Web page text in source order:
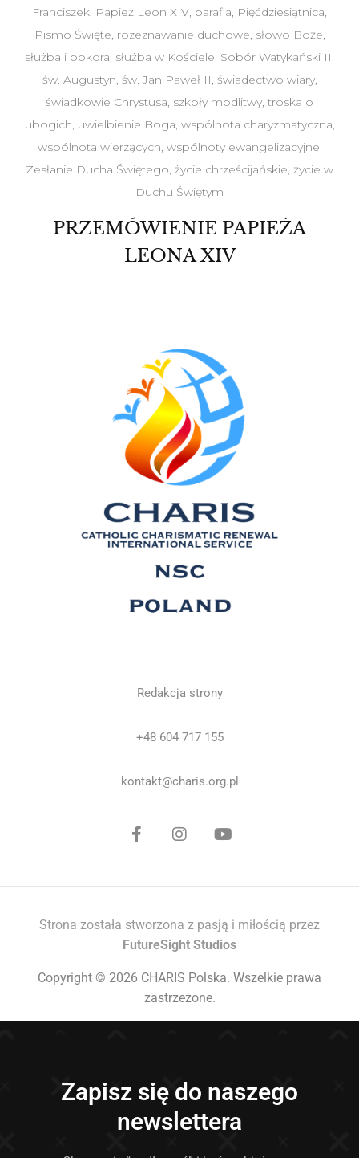
Franciszek, Papież Leon XIV, parafia, Pięćdziesiątnica,
Pismo Święte, rozeznawanie duchowe, słowo Boże,
służba i pokora, służba w Kościele, Sobór Watykański II,
św. Augustyn, św. Jan Paweł II, świadectwo wiary,
świadkowie Chrystusa, szkoły modlitwy, troska o
ubogich, uwielbienie Boga, wspólnota charyzmatyczna,
wspólnota wierzących, wspólnoty ewangelizacyjne,
Zesłanie Ducha Świętego, życie chrześcijańskie, życie w
Duchu Świętym
PRZEMÓWIENIE PAPIEŻA
LEONA XIV
Redakcja strony
+48 604 717 155
kontakt@charis.org.pl
Strona została stworzona z pasją i miłością przez
FutureSight Studios
Copyright © 2026 CHARIS Polska. Wszelkie prawa
zastrzeżone.
Zapisz się do naszego
newslettera